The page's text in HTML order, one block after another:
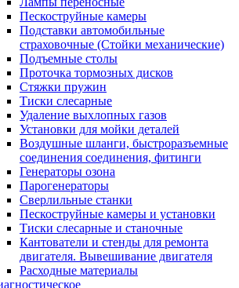
Пескоструйные камеры
Подставки автомобильные
страховочные (Стойки механические)
Подъемные столы
Проточка тормозных дисков
Стяжки пружин
Тиски слесарные
Удаление выхлопных газов
Установки для мойки деталей
Воздушные шланги, быстроразъемные
соединения соединения, фитинги
Генераторы озона
Парогенераторы
Сверлильные станки
Пескоструйные камеры и установки
Тиски слесарные и станочные
Кантователи и стенды для ремонта
двигателя. Вывешивание двигателя
Расходные материалы